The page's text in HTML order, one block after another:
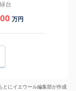
緑台
万円
とにイエウール編集部が作成